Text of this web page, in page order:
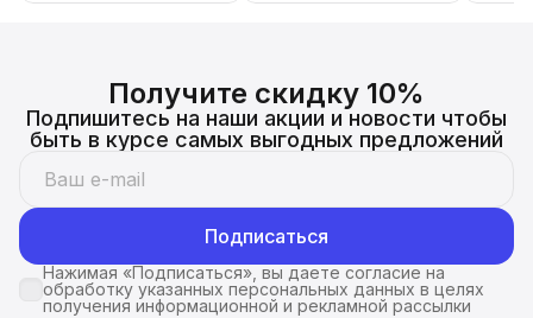
Получите скидку 10%
Подпишитесь на наши акции и новости чтобы
быть в курсе самых выгодных предложений
Подписаться
Нажимая «Подписаться», вы даете согласие на
обработку указанных персональных данных в целях
получения информационной и рекламной рассылки